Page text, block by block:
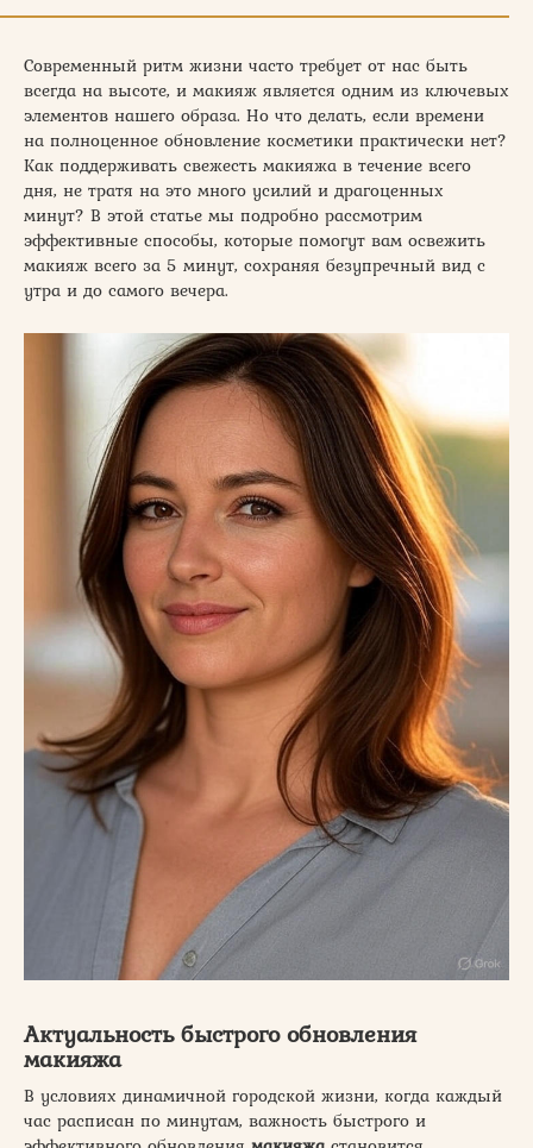
Современный ритм жизни часто требует от нас быть
всегда на высоте, и макияж является одним из ключевых
элементов нашего образа. Но что делать, если времени
на полноценное обновление косметики практически нет?
Как поддерживать свежесть макияжа в течение всего
дня, не тратя на это много усилий и драгоценных
минут? В этой статье мы подробно рассмотрим
эффективные способы, которые помогут вам освежить
макияж всего за 5 минут, сохраняя безупречный вид с
утра и до самого вечера.
Актуальность быстрого обновления
макияжа
В условиях динамичной городской жизни, когда каждый
час расписан по минутам, важность быстрого и